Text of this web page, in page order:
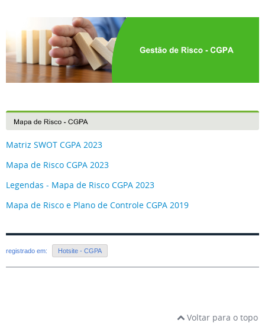
Matriz SWOT CGPA 2023
Mapa de Risco CGPA 2023
Legendas - Mapa de Risco CGPA 2023
Mapa de Risco e Plano de Controle CGPA 2019
registrado em: Hotsite - CGPA
Voltar para o topo